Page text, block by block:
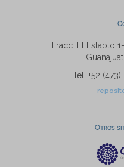
Fracc. El Establo
Tel: +52
Otros